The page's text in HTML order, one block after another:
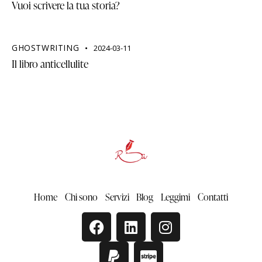
Vuoi scrivere la tua storia?
GHOSTWRITING 2024-03-11
Il libro anticellulite
Home Chi sono Servizi Blog Leggimi Contatti